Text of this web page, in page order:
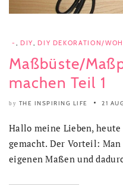
- DIY DIY DEKORATION/
Maßbüste/
machen Teil 1
by THE INSPIRING LIFE 21
Hallo meine Lieben,
gemacht. Der Vorteil:
eigenen Maßen und